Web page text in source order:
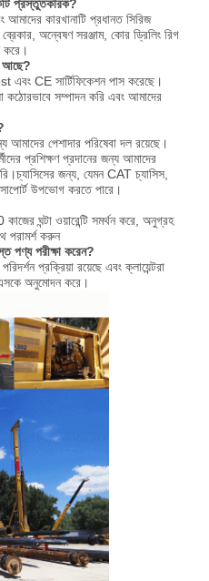
প্রস্তুতকারক?
কারখানাটি প্রধানত সিরিজ
অন্বেষণ সরঞ্জাম, কোর ড্রিলিং রিগ
করে।
আছে?
CE সার্টিফিকেশন পাস করেছে।
কঠোরভাবে সম্পাদন করি এবং আমাদের
আমাদের পেশাদার পরিষেবা দল রয়েছে।
প্রশিক্ষণ প্রদানের জন্য আমাদের
জন্য, যেমন CAT চ্যাসিস,
উপভোগ করতে পারে।
ঘন্টা ওয়ারেন্টি সমর্থন করে, অনুগ্রহ
পরামর্শ করুন
পণ্য পরীক্ষা করেন?
প্রক্রিয়া রয়েছে এবং ক্লায়েন্টরা
অনুমোদন করে।